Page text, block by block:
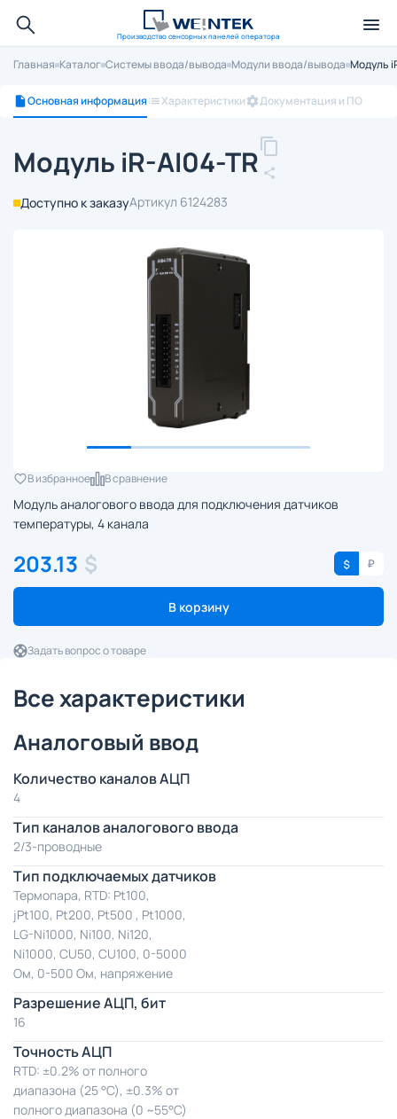
Производство сенсорных панелей оператора
Главная Каталог Системы ввода/вывода Модули ввода/вывода Модуль
Основная информация Характеристики Документация и ПО
Модуль iR-AI04-TR
Доступно к заказуАртикул 6124283
Модуль аналогового ввода для подключения датчиков
температуры, 4 канала
В избранное В сравнение
203.13 $
В корзину
Задать вопрос о товаре
Все характеристики
Аналоговый ввод
Количество каналов АЦП
4
Тип каналов аналогового ввода
2/3-проводные
Тип подключаемых датчиков
Термопара, RTD: Pt100,
jPt100, Pt200, Pt500 , Pt1000,
LG-Ni1000, Ni100, Ni120,
Ni1000, CU50, CU100, 0-5000
Ом, 0-500 Ом, напряжение
Разрешение АЦП, бит
16
Точность АЦП
RTD: ±0.2% от полного
диапазона (25 °С), ±0.3% от
полного диапазона (0 ~55°С)